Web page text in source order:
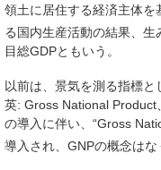
領土に居住する経済主体を
る国内生産活動の結果、生
目総GDPともいう。
以前は、景気を測る指標と
英: Gross National Product、
の導入に伴い、“Gross
導入され、GNPの概念は